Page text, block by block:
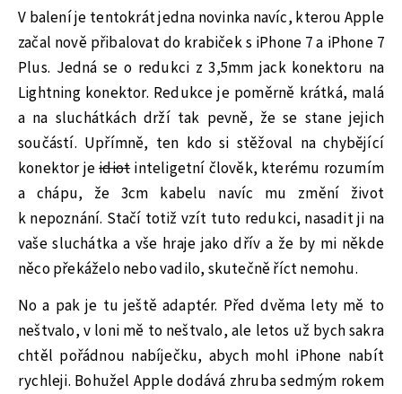
V balení je tentokrát jedna novinka navíc, kterou Apple
začal nově přibalovat do krabiček s iPhone 7 a iPhone 7
Plus. Jedná se o redukci z 3,5mm jack konektoru na
Lightning konektor. Redukce je poměrně krátká, malá
a na sluchátkách drží tak pevně, že se stane jejich
součástí. Upřímně, ten kdo si stěžoval na chybějící
konektor jeidiotinteligetní člověk, kterému rozumím
a chápu, že 3cm kabelu navíc mu změní život
k nepoznání. Stačí totiž vzít tuto redukci, nasadit ji na
vaše sluchátka a vše hraje jako dřív a že by mi někde
něco překáželo nebo vadilo, skutečně říct nemohu.
No a pak je tu ještě adaptér. Před dvěma lety mě to
neštvalo, v loni mě to neštvalo, ale letos už bych sakra
chtěl pořádnou nabíječku, abych mohl iPhone nabít
rychleji. Bohužel Apple dodává zhruba sedmým rokem